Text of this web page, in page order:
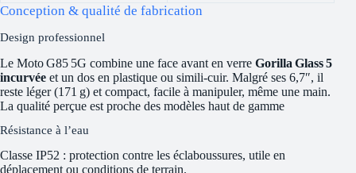
Conception & qualité de fabrication
Design professionnel
Le Moto G85 5G combine une face avant en verre Gorilla Glass 5
incurvée et un dos en plastique ou simili‑cuir. Malgré ses 6,7″, il
reste léger (171 g) et compact, facile à manipuler, même une main.
La qualité perçue est proche des modèles haut de gamme
Résistance à l’eau
Classe IP52 : protection contre les éclaboussures, utile en
déplacement ou conditions de terrain.